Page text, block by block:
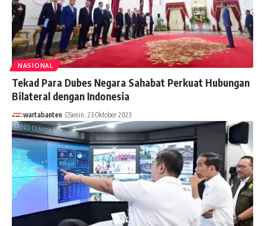
NASIONAL
Tekad Para Dubes Negara Sahabat Perkuat Hubungan
Bilateral dengan Indonesia
wartabanten Senin, 23 Oktober 2023